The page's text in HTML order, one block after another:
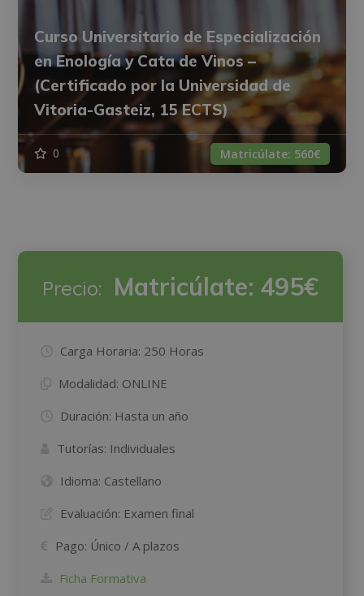
Curso Universitario de Especialización
en Enología y Cata de Vinos –
(Certificado por la Universidad de
Vitoria-Gasteiz, 15 ECTS)
0 Matricúlate: 560€
Precio: Matricúlate: 495€
Carga Horaria: 250 Horas
Modalidad: ONLINE
Duración: Hasta un año
Tutorías: Individuales
Idioma: Castellano
Evaluación: Examen final
Pago: Único / A plazos
Ficha Formativa